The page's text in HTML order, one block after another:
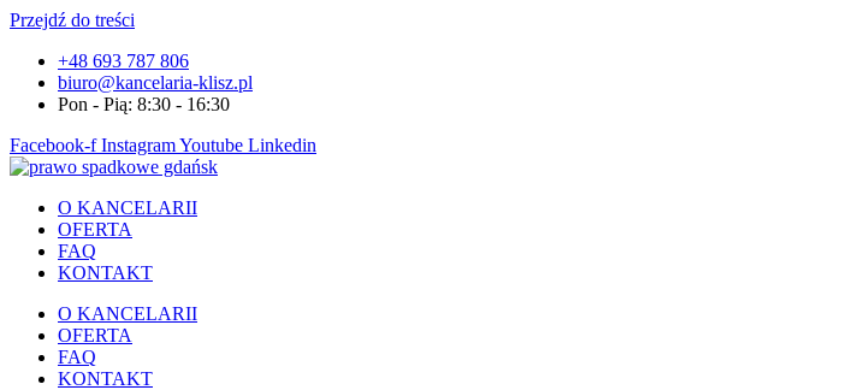
Przejdź do treści
+48 693 787 806
biuro@kancelaria-klisz.pl
Pon - Pią: 8:30 - 16:30
Facebook-f InstagramYoutube Linkedin
O KANCELARII
OFERTA
FAQ
KONTAKT
O KANCELARII
OFERTA
FAQ
KONTAKT